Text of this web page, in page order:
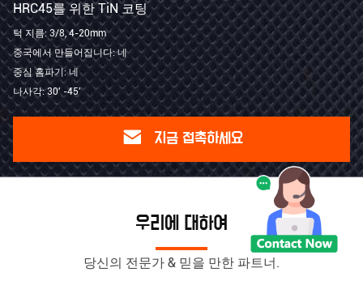
HRC45를 위한 TiN 코팅
턱 지름: 3/8, 4-20mm
중국에서 만들어집니다: 네
중심 홈파기: 네
나사각: 30' -45'
지금 접촉하세요
우리에 대하여
당신의 전문가 & 믿을 만한 파트너.